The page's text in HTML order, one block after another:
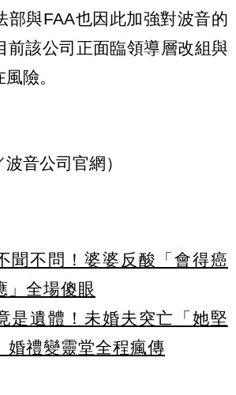
部與FAA也因此加強對波音的
前該公司正面臨領導層改組與
險。
波音公司官網）
聞不問！婆婆反酸「會得癌
」全場傻眼
是遺體！未婚夫突亡「她堅
禮變靈堂全程瘋傳